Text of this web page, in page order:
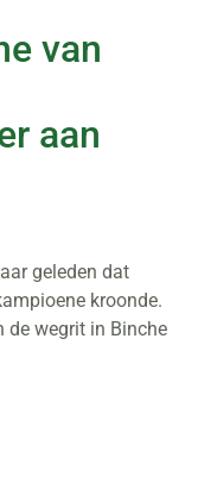
van
aan
geleden dat
kroonde.
de wegrit in Binche